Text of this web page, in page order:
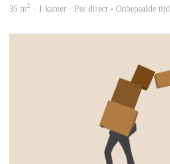
35 m2 · 1 kamer · Per direct - Onbepaalde tijd